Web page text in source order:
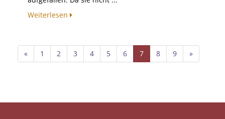
Weiterlesen
« 1 2 3 4 5 6 7 8 9 »